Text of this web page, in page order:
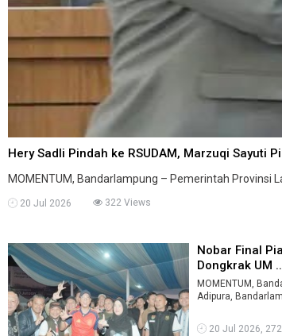
Hery Sadli Pindah ke RSUDAM, Marzuqi Sayuti
MOMENTUM, Bandarlampung – Pemerintah Provinsi
20 Jul 2026 322 Views
Nobar Final
Dongkrak UM
MOMENTUM,
20 Jul 2026,